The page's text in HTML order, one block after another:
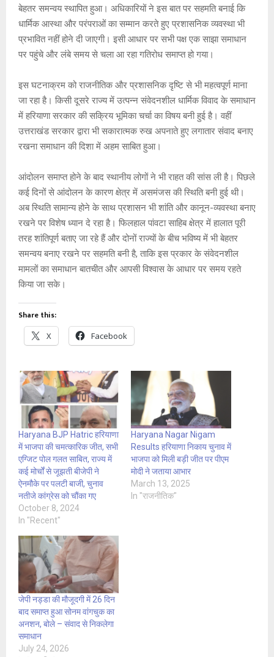
बेहतर समन्वय स्थापित हुआ। अधिकारियों ने इस बात पर सहमति बनाई कि
धार्मिक आस्था और परंपराओं का सम्मान करते हुए प्रशासनिक व्यवस्था भी
प्रभावित नहीं होने दी जाएगी। इसी आधार पर सभी पक्ष एक साझा समाधान
पर पहुंचे और लंबे समय से चला आ रहा गतिरोध समाप्त हो गया।
इस घटनाक्रम को राजनीतिक और प्रशासनिक दृष्टि से भी महत्वपूर्ण माना
जा रहा है। किसी दूसरे राज्य में उत्पन्न संवेदनशील धार्मिक विवाद के समाधान
में हरियाणा सरकार की सक्रिय भूमिका चर्चा का विषय बनी हुई है। वहीं
उत्तराखंड सरकार द्वारा भी सकारात्मक रुख अपनाते हुए लगातार संवाद बनाए
रखना समाधान की दिशा में अहम साबित हुआ।
आंदोलन समाप्त होने के बाद स्थानीय लोगों ने भी राहत की सांस ली है। पिछले
कई दिनों से आंदोलन के कारण क्षेत्र में असमंजस की स्थिति बनी हुई थी।
अब स्थिति सामान्य होने के साथ प्रशासन भी शांति और कानून-व्यवस्था बनाए
रखने पर विशेष ध्यान दे रहा है। फिलहाल पांवटा साहिब क्षेत्र में हालात पूरी
तरह शांतिपूर्ण बताए जा रहे हैं और दोनों राज्यों के बीच भविष्य में भी बेहतर
समन्वय बनाए रखने पर सहमति बनी है, ताकि इस प्रकार के संवेदनशील
मामलों का समाधान बातचीत और आपसी विश्वास के आधार पर समय रहते
किया जा सके।
Share this:
X Facebook
Haryana BJP Hatric हरियाणा
में भाजपा की चमत्कारिक जीत, सभी
एग्जिट पोल गलत साबित, राज्य में
कई मोर्चों से जूझती बीजेपी ने
ऐनमौके पर पलटी बाजी, चुनाव
नतीजे कांग्रेस को चौंका गए
October 8, 2024
In "Recent"
Haryana Nagar Nigam
Results हरियाणा निकाय चुनाव में
भाजपा को मिली बड़ी जीत पर पीएम
मोदी ने जताया आभार
March 13, 2025
In "राजनीतिक"
जेपी नड्डा की मौजूदगी में 26 दिन
बाद समाप्त हुआ सोनम वांगचुक का
अनशन, बोले – संवाद से निकलेगा
समाधान
July 24, 2026